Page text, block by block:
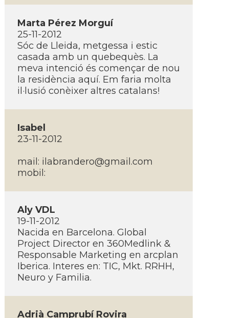
Marta Pérez Morguí­
25-11-2012
Sóc de Lleida, metgessa i estic
casada amb un quebequès. La
meva intenció és començar de nou
la residència aquí­. Em faria molta
il·lusió conèixer altres catalans!
Isabel
23-11-2012
mail: ilabrandero@gmail.com
mobil:
Aly VDL
19-11-2012
Nacida en Barcelona. Global
Project Director en 360Medlink &
Responsable Marketing en arcplan
Iberica. Interes en: TIC, Mkt. RRHH,
Neuro y Familia.
Adrià Camprubí­ Rovira